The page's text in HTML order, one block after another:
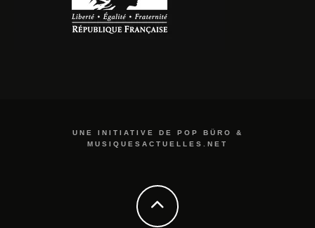
UNE INITIATIVE DE POP BÜRO &
MUSIQUESACTUELLES.NET